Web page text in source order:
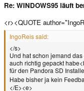
Re: WINDOWS95 läuft
<r><QUOTE
IngoReis said:
</s>
Und hat schon jemand
auch richtig gepackt
für den Pandora SD
Habe bisher ja kein
</E><e>